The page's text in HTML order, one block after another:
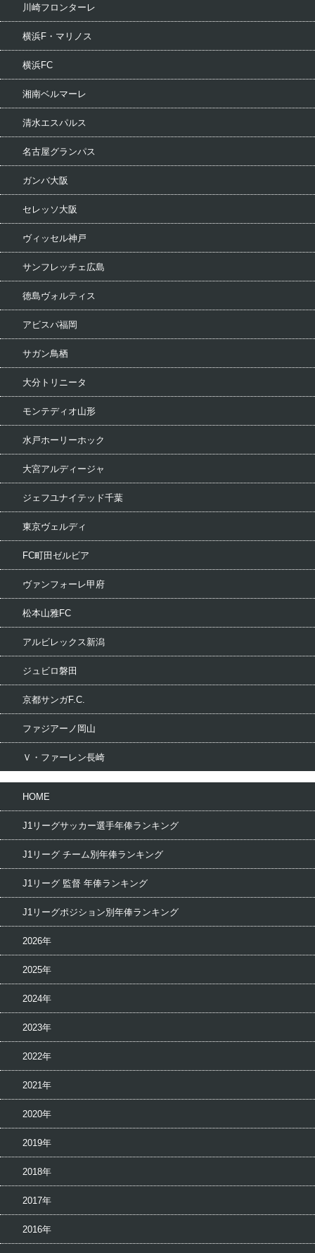
川崎フロンターレ
横浜F・マリノス
横浜FC
湘南ベルマーレ
清水エスパルス
名古屋グランパス
ガンバ大阪
セレッソ大阪
ヴィッセル神戸
サンフレッチェ広島
徳島ヴォルティス
アビスパ福岡
サガン鳥栖
大分トリニータ
モンテディオ山形
水戸ホーリーホック
大宮アルディージャ
ジェフユナイテッド千葉
東京ヴェルディ
FC町田ゼルビア
ヴァンフォーレ甲府
松本山雅FC
アルビレックス新潟
ジュビロ磐田
京都サンガF.C.
ファジアーノ岡山
Ｖ・ファーレン長崎
HOME
J1リーグサッカー選手年俸ランキング
J1リーグ チーム別年俸ランキング
J1リーグ 監督 年俸ランキング
J1リーグポジション別年俸ランキング
2026年
2025年
2024年
2023年
2022年
2021年
2020年
2019年
2018年
2017年
2016年